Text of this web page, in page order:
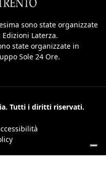
sono state organizzate
Laterza.
state organizzate in
Sole 24 Ore.
Tutti i diritti riservati.